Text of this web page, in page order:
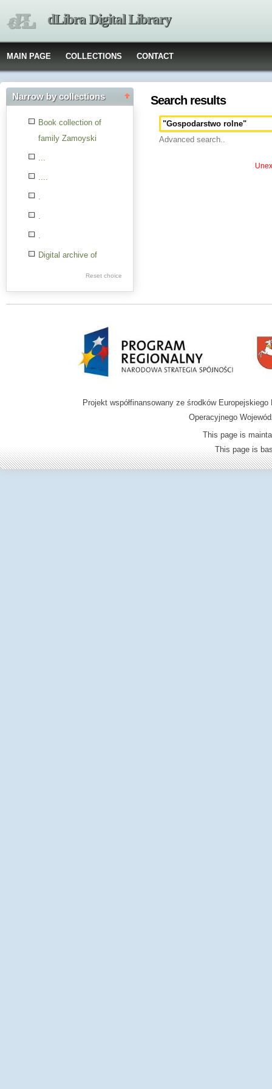
dLibra Digital Library
MAIN PAGE COLLECTIONS CONTACT
Narrow by collections
Book collection of
family Zamoyski
...
....
.
.
.
Digital archive of
Reset choice
Search results
Advanced search..
Projekt współfinansowany ze środków
Operacyjnego
This page is
This page is